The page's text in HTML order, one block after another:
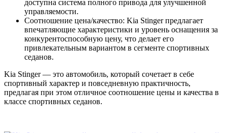
доступна система полного привода для улучшенной
управляемости.
Соотношение цена/качество: Kia Stinger предлагает
впечатляющие характеристики и уровень оснащения за
конкурентоспособную цену, что делает его
привлекательным вариантом в сегменте спортивных
седанов.
Kia Stinger — это автомобиль, который сочетает в себе
спортивный характер и повседневную практичность,
предлагая при этом отличное соотношение цены и качества в
классе спортивных седанов.